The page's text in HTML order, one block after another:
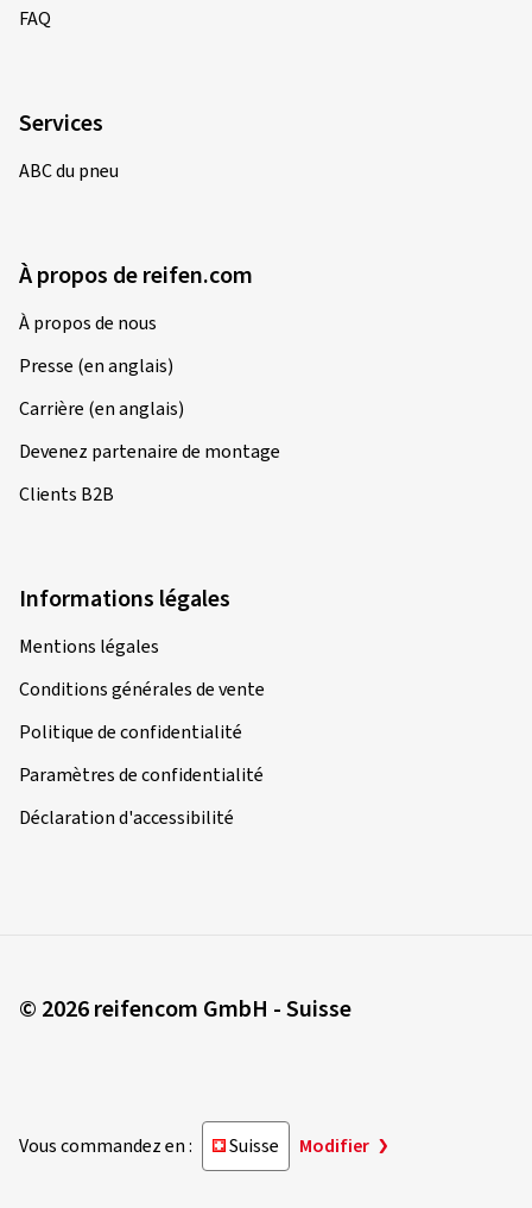
FAQ
Services
ABC du pneu
À propos de reifen.com
À propos de nous
Presse (en anglais)
Carrière (en anglais)
Devenez partenaire de montage
Clients B2B
Informations légales
Mentions légales
Conditions générales de vente
Politique de confidentialité
Paramètres de confidentialité
Déclaration d'accessibilité
© 2026 reifencom GmbH - Suisse
Vous commandez en : Suisse Modifier